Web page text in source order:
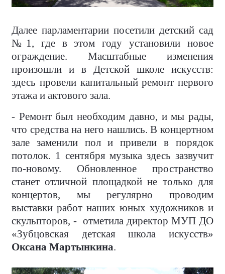
Далее парламентарии посетили детский сад
№1, где в этом году установили новое
ограждение. Масштабные изменения
произошли и в Детской школе искусств:
здесь провели капитальный ремонт первого
этажа и актового зала.
- Ремонт был необходим давно, и мы рады,
что средства на него нашлись. В концертном
зале заменили пол и привели в порядок
потолок. 1 сентября музыка здесь зазвучит
по-новому. Обновленное пространство
станет отличной площадкой не только для
концертов, мы регулярно проводим
выставки работ наших юных художников и
скульпторов, - отметила директор МУП ДО
«Зубцовская детская школа искусств»
Оксана Мартынкина.